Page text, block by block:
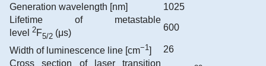
Generation wavelength [nm]
1025
Lifetime of metastable
level 2F5/2 (μs)
600
Width of luminescence line [cm−1 ]
26
Cross section of laser transition